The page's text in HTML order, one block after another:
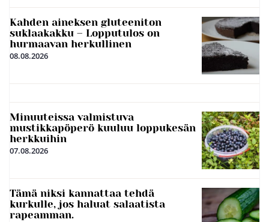
Kahden aineksen gluteeniton
suklaakakku – Lopputulos on
hurmaavan herkullinen
08.08.2026
Minuuteissa valmistuva
mustikkapöperö kuuluu loppukesän
herkkuihin
07.08.2026
Tämä niksi kannattaa tehdä
kurkulle, jos haluat salaatista
rapeamman.